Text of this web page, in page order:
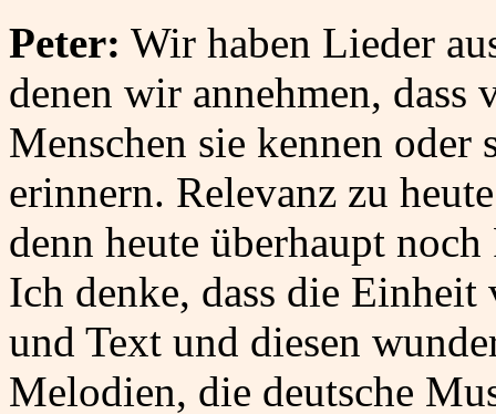
Peter: Wir haben Lieder
denen wir annehmen, dass
Menschen sie kennen oder
erinnern. Relevanz zu
denn heute überhaupt noch
Ich denke, dass die
und Text und diesen
Melodien, die deutsche